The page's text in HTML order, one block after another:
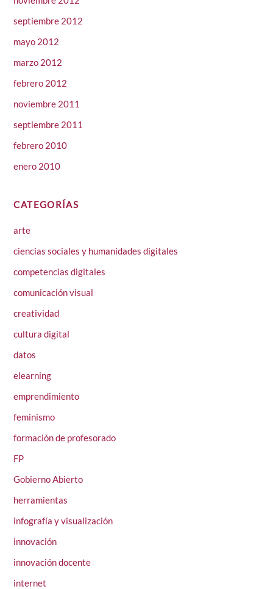
septiembre 2012
mayo 2012
marzo 2012
febrero 2012
noviembre 2011
septiembre 2011
febrero 2010
enero 2010
CATEGORÍAS
arte
ciencias sociales y humanidades digitales
competencias digitales
comunicación visual
creatividad
cultura digital
datos
elearning
emprendimiento
feminismo
formación de profesorado
FP
Gobierno Abierto
herramientas
infografía y visualización
innovación
innovación docente
internet